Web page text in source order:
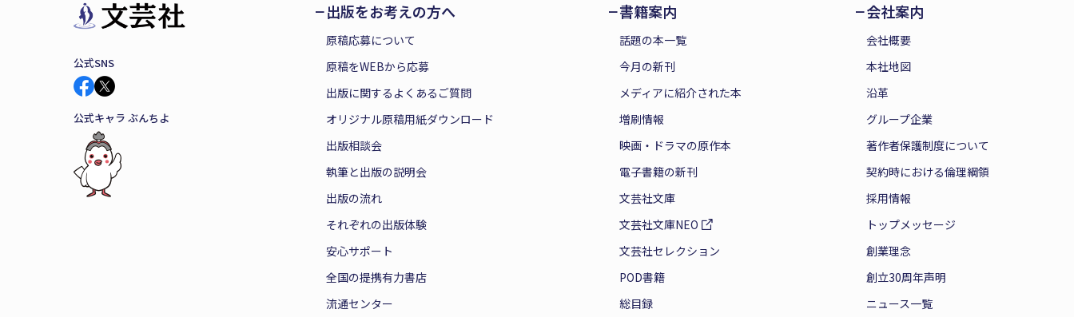
公式SNS
公式キャラ ぶんちよ
出版をお考えの方へ
原稿応募について
原稿をWEBから応募
出版に関するよくあるご質問
オリジナル原稿用紙ダウンロード
出版相談会
執筆と出版の説明会
出版の流れ
それぞれの出版体験
安心サポート
全国の提携有力書店
流通センター
書籍案内
話題の本一覧
今月の新刊
メディアに紹介された本
増刷情報
映画・ドラマの原作本
電子書籍の新刊
文芸社文庫
文芸社文庫NEO
文芸社セレクション
POD書籍
総目録
会社案内
会社概要
本社地図
沿革
グループ企業
著作者保護制度について
契約時における倫理綱領
採用情報
トップメッセージ
創業理念
創立30周年声明
ニュース一覧